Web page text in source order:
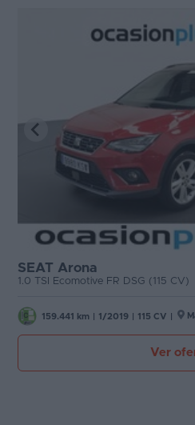
SEAT Arona
1.0 TSI Ecomotive FR DSG (115 CV)
159.441 km 1/2019 115 CV
Ver